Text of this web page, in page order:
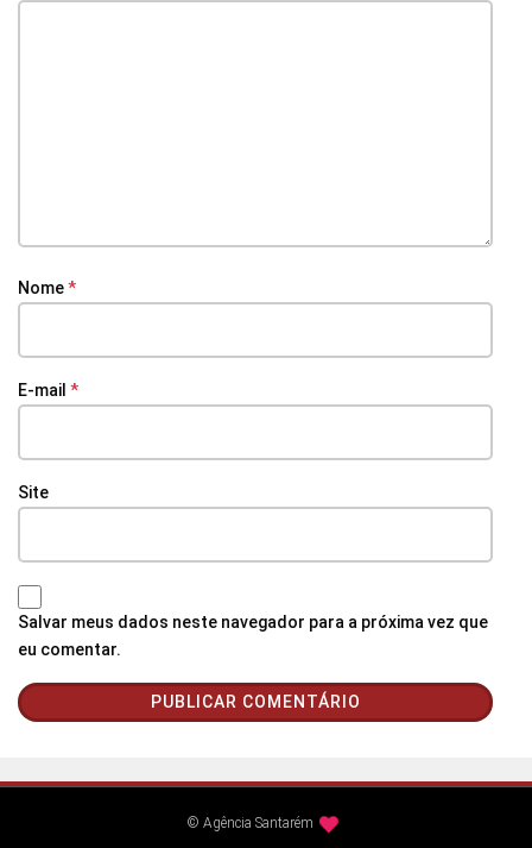
Nome*
E-mail *
Site
Salvar meus dados neste navegador para a próxima vez que
eu comentar.
© Agência Santarém